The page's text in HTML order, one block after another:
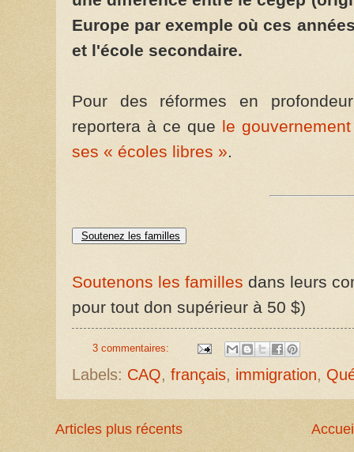
Europe par exemple où ces
et l'école secondaire.
Pour des réformes en
reportera à ce que le
ses « écoles libres ».
Soutenez les familles
Soutenons les familles dans leurs
pour tout don supérieur à 50 $)
3 commentaires:
Labels: CAQ, français, immigration,
Articles plus récents